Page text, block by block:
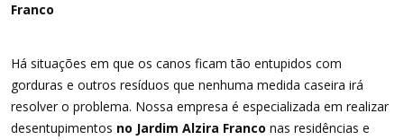
Franco
Há situações em que os canos ficam tão entupidos com
gorduras e outros resíduos que nenhuma medida caseira irá
resolver o problema. Nossa empresa é especializada em realizar
desentupimentos no Jardim Alzira Franco nas residências e